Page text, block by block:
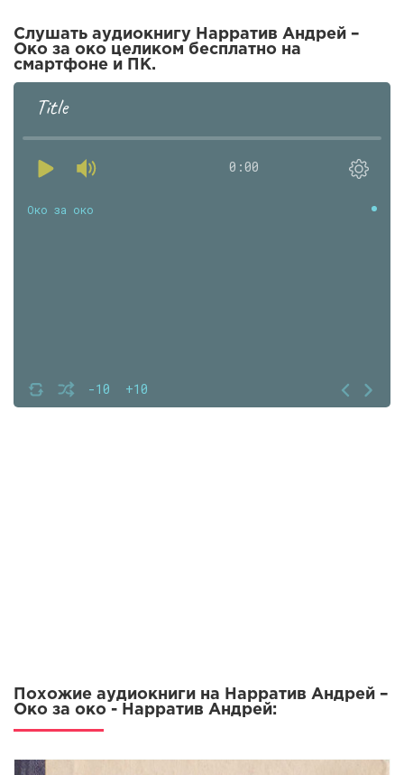
Слушать аудиокнигу Нарратив Андрей –
Око за око целиком бесплатно на
смартфоне и ПК.
Title
0:00
-10 +10
Око за око
Похожие аудиокниги на Нарратив Андрей –
Око за око - Нарратив Андрей: